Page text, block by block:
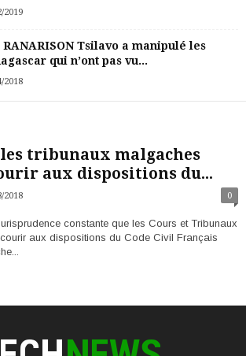
2019
Tsilavo a manipulé les
qui n’ont pas vu...
2018
les tribunaux malgaches
aux dispositions du...
2018 0
constante que les Cours et Tribunaux
aux dispositions du Code Civil Français